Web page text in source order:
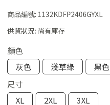
商品編號: 1132KDFP2406GYXL
供貨狀況: 尚有庫存
顏色
灰色
淺草綠 黑色
尺寸
XL
2XL 3XL